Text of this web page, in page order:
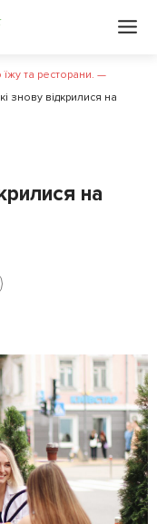
їжу та ресторани. —
знову відкрилися на
на